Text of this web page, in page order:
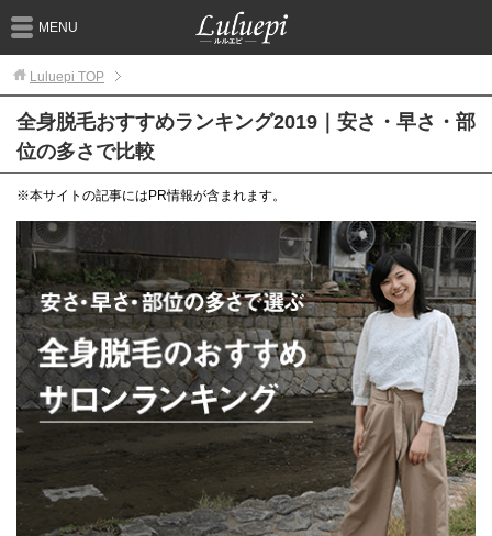
MENU
Luluepi TOP
全身脱毛おすすめランキング2019｜安さ・早さ・部
位の多さで比較
※本サイトの記事にはPR情報が含まれます。